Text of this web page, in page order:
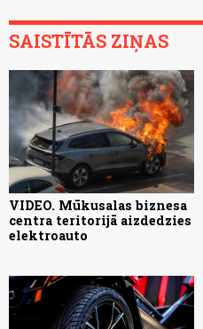
SAISTĪTĀS ZIŅAS
VIDEO. Mūkusalas biznesa
centra teritorijā aizdedzies
elektroauto